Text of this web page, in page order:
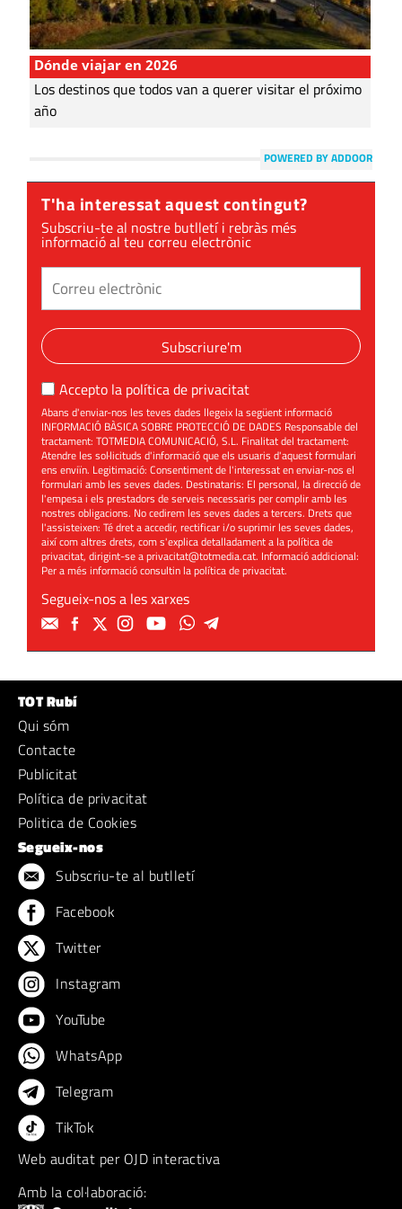
Dónde viajar en 2026
Los destinos que todos van a querer visitar el próximo
año
POWERED BY ADDOOR
T'ha interessat aquest contingut?
Subscriu-te al nostre butlletí i rebràs més
informació al teu correu electrònic
Subscriure'm
Accepto la política de privacitat
Abans d'enviar-nos les teves dades llegeix la següent informació
INFORMACIÓ BÀSICA SOBRE PROTECCIÓ DE DADES Responsable del
tractament: TOTMEDIA COMUNICACIÓ, S.L. Finalitat del tractament:
Atendre les sol·licituds d'informació que els usuaris d'aquest formulari
ens enviïn. Legitimació: Consentiment de l'interessat en enviar-nos el
formulari amb les seves dades. Destinataris: El personal, la direcció de
l'empesa i els prestadors de serveis necessaris per complir amb les
nostres obligacions. No cedirem les seves dades a tercers. Drets que
l'assisteixen: Té dret a accedir, rectificar i/o suprimir les seves dades,
així com altres drets, com s'explica detalladament a la política de
privacitat, dirigint-se aprivacitat@totmedia.cat. Informació addicional:
Per a més informació consultin lapolítica de privacitat.
Segueix-nos a les xarxes
TOT Rubí
Qui sóm
Contacte
Publicitat
Política de privacitat
Politica de Cookies
Segueix-nos
Subscriu-te al butlletí
Facebook
Twitter
Instagram
YouTube
WhatsApp
Telegram
TikTok
Web auditat per OJD interactiva
Amb la col·laboració: